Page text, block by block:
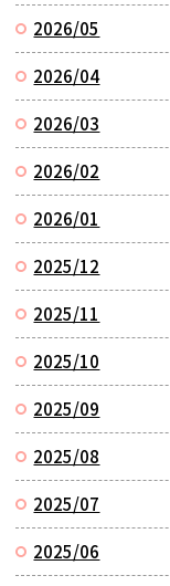
2026/05
2026/04
2026/03
2026/02
2026/01
2025/12
2025/11
2025/10
2025/09
2025/08
2025/07
2025/06